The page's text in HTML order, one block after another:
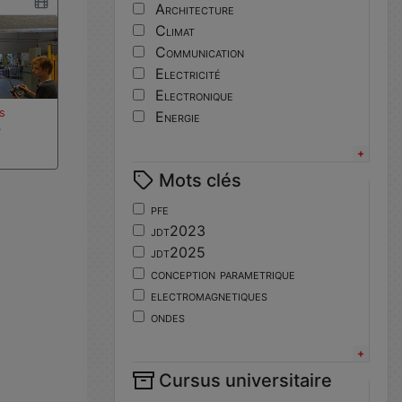
Architecture
Climat
Communication
Electricité
Electronique
Energie
Langues
Matériaux
Mécanique
Mécatronique
Numérique
Pédagogie
Physique
Système embarqué
Mots clés
pfe
jdt2023
jdt2025
conception parametrique
electromagnetiques
ondes
jdt2024
Cursus universitaire